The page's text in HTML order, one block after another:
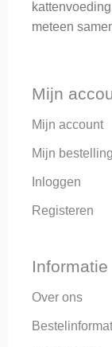
meteen
Mijn
Mijn account
Mijn
Inloggen
Registeren
Informatie
Over ons